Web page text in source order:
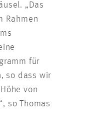
„Das
Rahmen
für
so dass wir
von
so Thomas